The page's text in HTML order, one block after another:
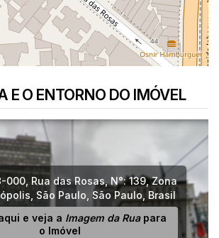
E O ENTORNO DO IMÓVEL
000, Rua das Rosas, N°:139,Zona
São Paulo São Paulo Brasil
e veja a Imagem da Ruapara
o Imóvel